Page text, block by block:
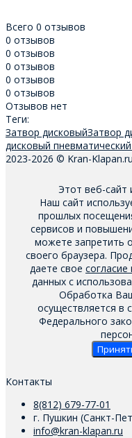
Всего 0 отзывов
0 отзывов
0 отзывов
0 отзывов
0 отзывов
0 отзывов
Отзывов нет
Теги:
Затвор дисковыйЗатвор
дисковый
2023-2026 © Kran-Klapan.ru
Этот веб-сайт
Наш сайт
прошлых
сервисов и
можете запретить
своего браузера.
даете свое
данных с
Обработка
осуществляется в
Федерального
Контакты
8(812) 679-77-01
г. Пушкин (Санкт-
info@kran-klapan.ru